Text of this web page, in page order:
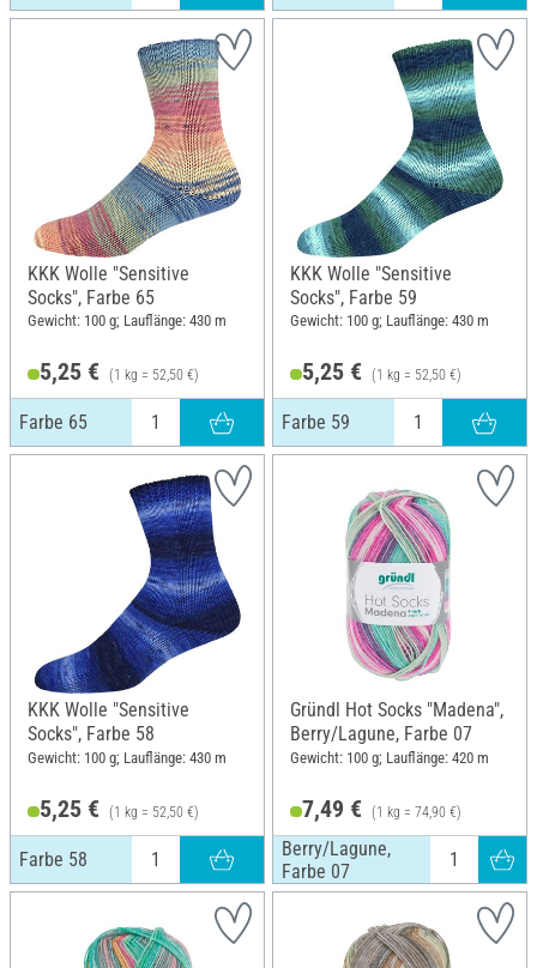
KKK Wolle "Sensitive
Socks", Farbe 65
Gewicht: 100 g; Lauflänge: 430 m
5,25 € (1 kg = 52,50 €)
Farbe 65
KKK Wolle "Sensitive
Socks", Farbe 59
Gewicht: 100 g; Lauflänge: 430 m
5,25 € (1 kg = 52,50 €)
Farbe 59
KKK Wolle "Sensitive
Socks", Farbe 58
Gewicht: 100 g; Lauflänge: 430 m
5,25 € (1 kg = 52,50 €)
Farbe 58
Gründl Hot Socks "Madena",
Berry/Lagune, Farbe 07
Gewicht: 100 g; Lauflänge: 420 m
7,49 € (1 kg = 74,90 €)
Berry/Lagune,
Farbe 07